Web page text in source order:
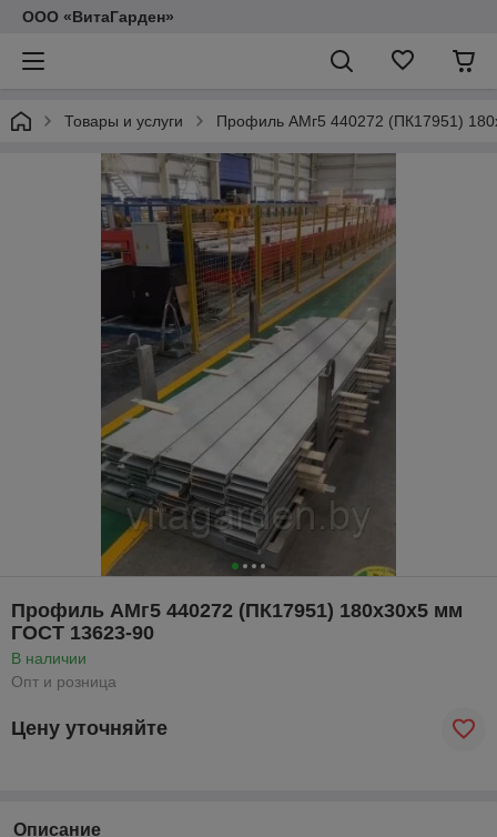
ООО «ВитаГарден»
Товары и услуги Профиль АМг5 440272 (ПК17951)
Профиль АМг5 440272 (ПК17951) 180х30х5 мм
ГОСТ 13623-90
В наличии
Опт и розница
Цену уточняйте
Описание